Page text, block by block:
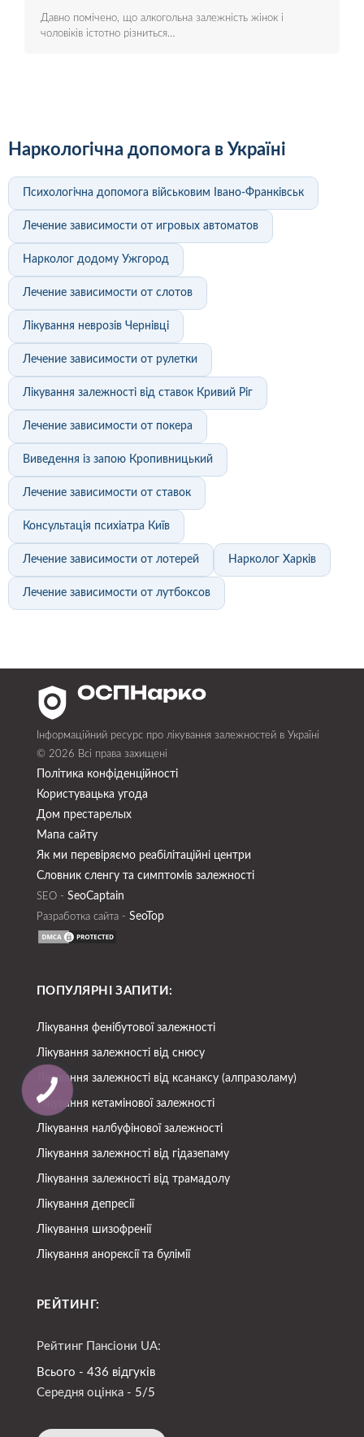
Давно помічено, що алкогольна залежність жінок і
чоловіків істотно різниться…
Наркологічна допомога в Україні
Психологічна допомога військовим Івано-Франківськ
Лечение зависимости от игровых автоматов
Нарколог додому Ужгород
Лечение зависимости от слотов
Лікування неврозів Чернівці
Лечение зависимости от рулетки
Лікування залежності від ставок Кривий Ріг
Лечение зависимости от покера
Виведення із запою Кропивницький
Лечение зависимости от ставок
Консультація психіатра Київ
Лечение зависимости от лотерей Нарколог Харків
Лечение зависимости от лутбоксов
Інформаційний ресурс про лікування залежностей в Україні
© 2026 Всі права захищені
Політика конфіденційності
Користувацька угода
Дом престарелых
Мапа сайту
Як ми перевіряємо реабілітаційні центри
Словник сленгу та симптомів залежності
SEO - SeoСaptain
Разработка сайта - SeoTop
ПОПУЛЯРНІ ЗАПИТИ:
Лікування фенібутової залежності
Лікування залежності від снюсу
Лікування залежності від ксанаксу (алпразоламу)
Лікування кетамінової залежності
Лікування налбуфінової залежності
Лікування залежності від гідазепаму
Лікування залежності від трамадолу
Лікування депресії
Лікування шизофренії
Лікування анорексії та булімії
РЕЙТИНГ:
Рейтинг Пансіони UA:
Всього - 436 відгуків
Середня оцінка - 5/5